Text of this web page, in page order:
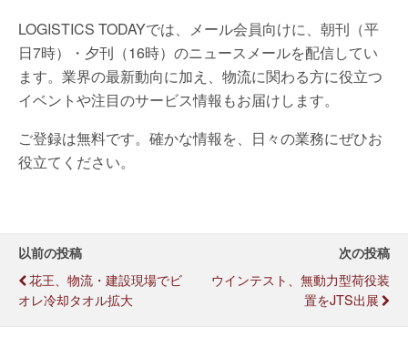
LOGISTICS TODAYでは、メール会員向けに、朝刊（平
日7時）・夕刊（16時）のニュースメールを配信してい
ます。業界の最新動向に加え、物流に関わる方に役立つ
イベントや注目のサービス情報もお届けします。
ご登録は無料です。確かな情報を、日々の業務にぜひお
役立てください。
以前の投稿
花王、物流・建設現場でビ
オレ冷却タオル拡大
次の投稿
ウインテスト、無動力型荷役装
置をJTS出展